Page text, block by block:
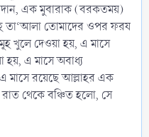
এক মুবারাক (বরকতময়)
তা‘আলা তোমাদের ওপর ফরয
খুলে দেওয়া হয়, এ মাসে
হয়, এ মাসে অবাধ্য
রয়েছে আল্লাহর এক
রাত থেকে বঞ্চিত হলো, সে